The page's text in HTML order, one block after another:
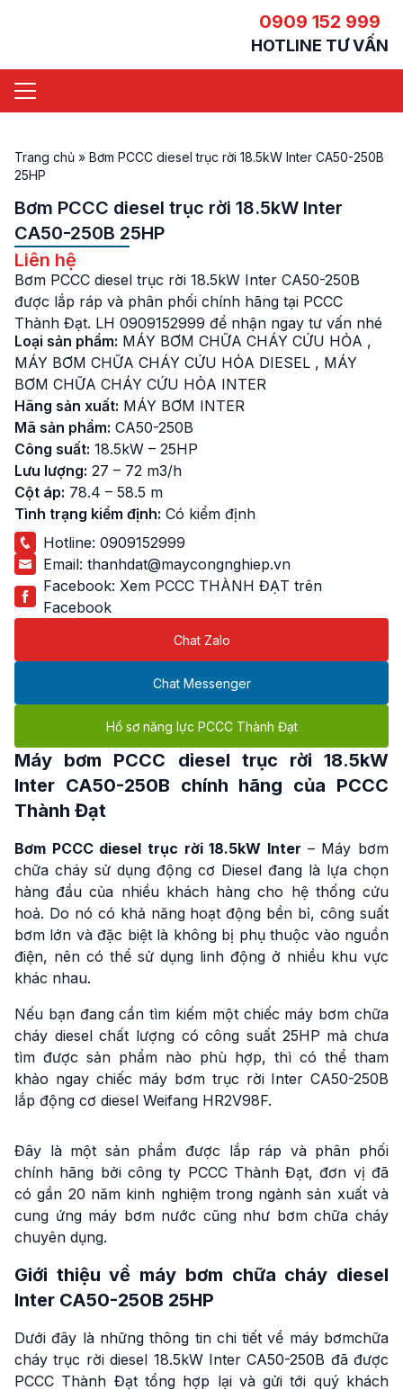
0909 152 999
HOTLINE TƯ VẤN
Trang chủ » Bơm PCCC diesel trục rời 18.5kW Inter CA50-250B
25HP
Bơm PCCC diesel trục rời 18.5kW Inter
CA50-250B 25HP
Liên hệ
Bơm PCCC diesel trục rời 18.5kW Inter CA50-250B
được lắp ráp và phân phối chính hãng tại PCCC
Thành Đạt. LH 0909152999 để nhận ngay tư vấn nhé
Loại sản phẩm: MÁY BƠM CHỮA CHÁY CỨU HỎA ,
MÁY BƠM CHỮA CHÁY CỨU HỎA DIESEL , MÁY
BƠM CHỮA CHÁY CỨU HỎA INTER
Hãng sản xuất: MÁY BƠM INTER
Mã sản phẩm: CA50-250B
Công suất: 18.5kW – 25HP
Lưu lượng: 27 – 72 m3/h
Cột áp: 78.4 – 58.5 m
Tình trạng kiểm định: Có kiểm định
Hotline: 0909152999
Email: thanhdat@maycongnghiep.vn
Facebook: Xem PCCC THÀNH ĐẠT trên
Facebook
Chat Zalo
Chat Messenger
Hồ sơ năng lực PCCC Thành Đạt
Máy bơm PCCC diesel trục rời 18.5kW
Inter CA50-250B chính hãng của PCCC
Thành Đạt
Bơm PCCC diesel trục rời 18.5kW Inter – Máy bơm
chữa cháy sử dụng động cơ Diesel đang là lựa chọn
hàng đầu của nhiều khách hàng cho hệ thống cứu
hoả. Do nó có khả năng hoạt động bền bỉ, công suất
bơm lớn và đặc biệt là không bị phụ thuộc vào nguồn
điện, nên có thể sử dụng linh động ở nhiều khu vực
khác nhau.
Nếu bạn đang cần tìm kiếm một chiếc máy bơm chữa
cháy diesel chất lượng có công suất 25HP mà chưa
tìm được sản phẩm nào phù hợp, thì có thể tham
khảo ngay chiếc máy bơm trục rời Inter CA50-250B
lắp động cơ diesel Weifang HR2V98F.
Đây là một sản phẩm được lắp ráp và phân phối
chính hãng bởi công ty PCCC Thành Đạt, đơn vị đã
có gần 20 năm kinh nghiệm trong ngành sản xuất và
cung ứng máy bơm nước cũng như bơm chữa cháy
chuyên dụng.
Giới thiệu về máy bơm chữa cháy diesel
Inter CA50-250B 25HP
Dưới đây là những thông tin chi tiết về máy bơmchữa
cháy trục rời diesel 18.5kW Inter CA50-250B đã được
PCCC Thành Đạt tổng hợp lại và gửi tới quý khách